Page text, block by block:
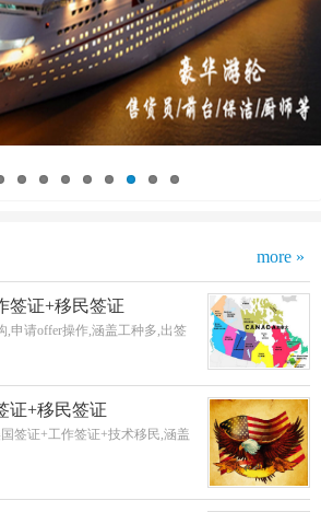
more »
签证+移民签证
,申请offer操作,涵盖工种多,出签
证+移民签证
签证+工作签证+技术移民,涵盖